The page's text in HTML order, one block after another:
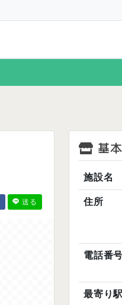
送る
基
施設名
住所
電話番号
最寄り駅